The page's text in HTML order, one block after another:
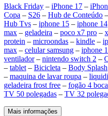
Black Friday – iPhone 17 –
Copa – S26 – Hub de Conteúdo –
Hub Tvs – iphone 15 – iphone 14
max – geladeira – poco x7 pro –
protein – microondas – kindle –
max – celular samsung – iphone
ventilador– nintendo switch 2 –
– tablet – Bicicleta – Body Splash
– maquina de lavar roupa –
geladeira frost free – fogão 4
TV 50 polegadas – TV 32
Mais informações